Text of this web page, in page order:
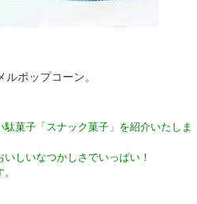
ポップコーン。
菓子「スナック菓子」を紹介いたしま
しいなつかしさでいっぱい！